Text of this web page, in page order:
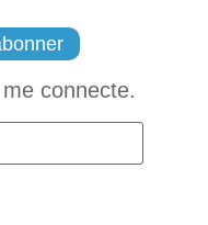
connecte.